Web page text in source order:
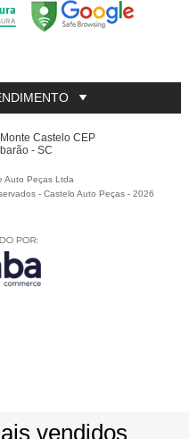
Castelo CEP
- SC
Auto Peças Ltda
-Castelo Auto Peças -2026